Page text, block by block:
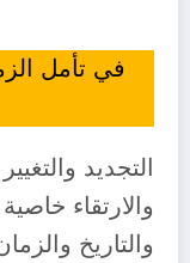
في تأمل
التجديد
والارتقاء
والتاريخ